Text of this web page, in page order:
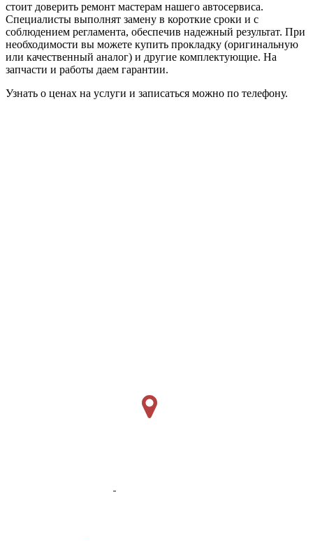
стоит доверить ремонт мастерам нашего автосервиса.
Специалисты выполнят замену в короткие сроки и с
соблюдением регламента, обеспечив надежный результат. При
необходимости вы можете купить прокладку (оригинальную
или качественный аналог) и другие комплектующие. На
запчасти и работы даем гарантии.
Узнать о ценах на услуги и записаться можно по телефону.